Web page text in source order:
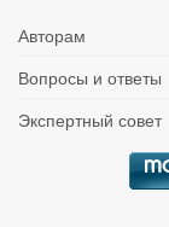
Авторам
Вопросы и ответы
Экспертный совет